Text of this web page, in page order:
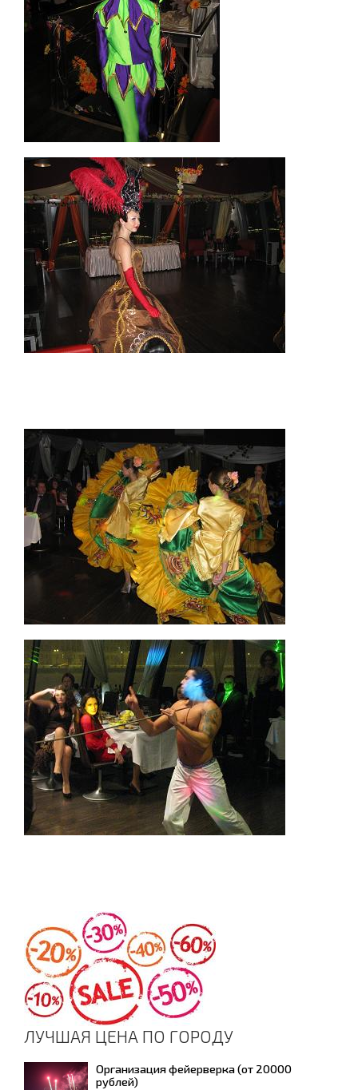
ЛУЧШАЯ ЦЕНА ПО ГОРОДУ
Организация фейерверка (от 20000
рублей)